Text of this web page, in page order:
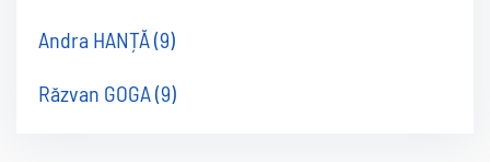
Andra HANȚĂ (9)
Răzvan GOGA (9)